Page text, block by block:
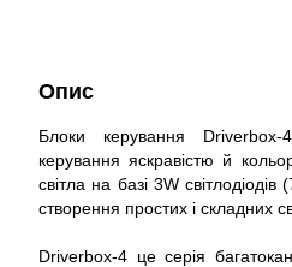
Опис
Блоки керування Driverbox-
керування яскравістю й
світла на базі 3W
створення простих і складних
Driverbox-4 це серія